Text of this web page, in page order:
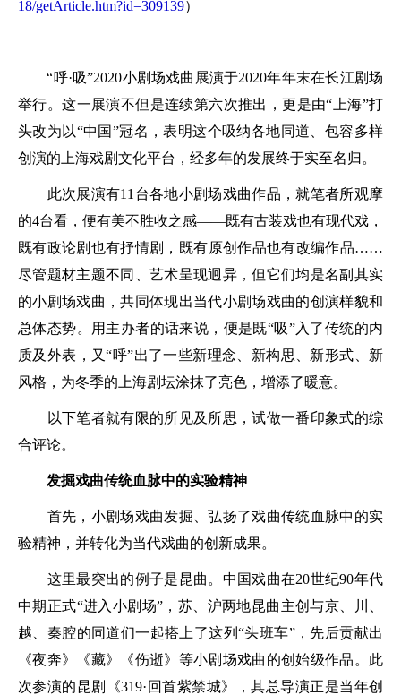
18/getArticle.htm?id=309139）
“呼·吸”2020小剧场戏曲展演于2020年年末在长江剧场
举行。这一展演不但是连续第六次推出，更是由“上海”打
头改为以“中国”冠名，表明这个吸纳各地同道、包容多样
创演的上海戏剧文化平台，经多年的发展终于实至名归。
此次展演有11台各地小剧场戏曲作品，就笔者所观摩
的4台看，便有美不胜收之感——既有古装戏也有现代戏，
既有政论剧也有抒情剧，既有原创作品也有改编作品……
尽管题材主题不同、艺术呈现迥异，但它们均是名副其实
的小剧场戏曲，共同体现出当代小剧场戏曲的创演样貌和
总体态势。用主办者的话来说，便是既“吸”入了传统的内
质及外表，又“呼”出了一些新理念、新构思、新形式、新
风格，为冬季的上海剧坛涂抹了亮色，增添了暖意。
以下笔者就有限的所见及所思，试做一番印象式的综
合评论。
发掘戏曲传统血脉中的实验精神
首先，小剧场戏曲发掘、弘扬了戏曲传统血脉中的实
验精神，并转化为当代戏曲的创新成果。
这里最突出的例子是昆曲。中国戏曲在20世纪90年代
中期正式“进入小剧场”，苏、沪两地昆曲主创与京、川、
越、秦腔的同道们一起搭上了这列“头班车”，先后贡献出
《夜奔》《藏》《伤逝》等小剧场戏曲的创始级作品。此
次参演的昆剧《319·回首紫禁城》，其总导演正是当年创